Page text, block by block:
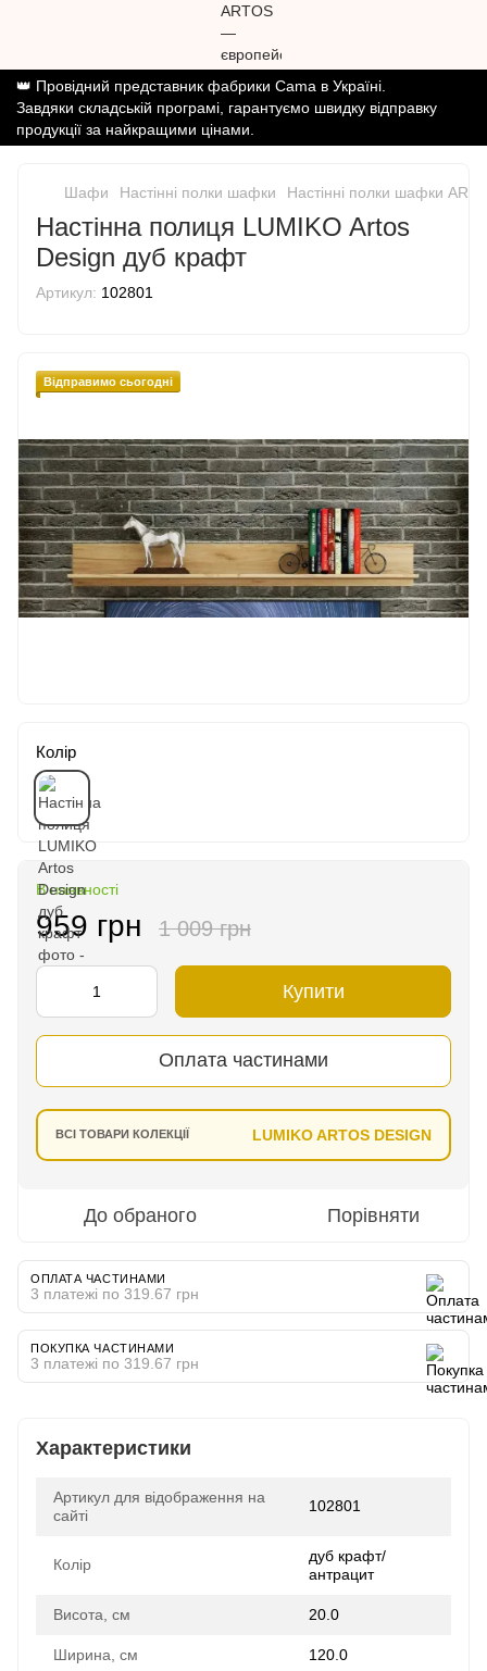
👑 Провідний представник фабрики Cama в Україні.
Завдяки складській програмі, гарантуємо швидку відправку
продукції за найкращими цінами.
Шафи Настінні полки шафки Настінні полки шафки
Настінна полиця LUMIKO Artos
Design дуб крафт
Артикул: 102801
Відправимо сьогодні
Колір
В наявності
959 грн 1 009 грн
Купити
Оплата частинами
ВСІ ТОВАРИ КОЛЕКЦІЇ LUMIKO ARTOS DESIGN
До обраного Порівняти
ОПЛАТА ЧАСТИНАМИ
3 платежі по 319.67 грн
ПОКУПКА ЧАСТИНАМИ
3 платежі по 319.67 грн
Характеристики
Артикул для відображення на
сайті
102801
Колір
дуб крафт/
антрацит
Висота, см 20.0
Ширина, см 120.0